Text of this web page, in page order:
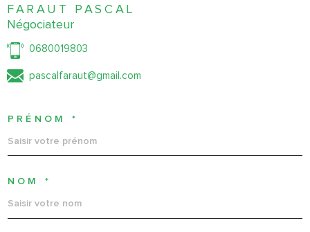
FARAUT PASCAL
Négociateur
0680019803
pascalfaraut@gmail.com
PRÉNOM *
NOM *